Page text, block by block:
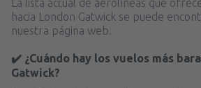
La lista actual de aerolíneas que
hacia London Gatwick se puede
nuestra página web.
✔️ ¿Cuándo hay los vuelos más
Gatwick?